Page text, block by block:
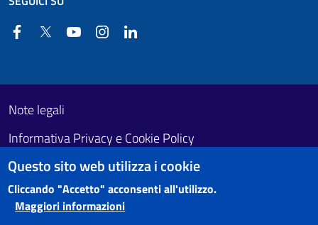
FacebookTwitter YouTube Instagram
Footer First
Useful links section
Note legali
Informativa Privacy e Cookie Policy
Obiettivi di accessibilità
Questo sito web utilizza i cookie
Cliccando "Accetto" acconsenti all'utilizzo.
Maggiori informazioni